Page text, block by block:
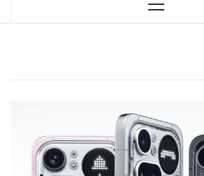
Primary